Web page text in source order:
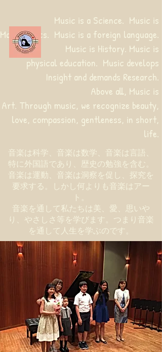
音楽は科学、音楽は数学、音楽は言語、
特に外国語であり、歴史の勉強を含む。
音楽は運動、音楽は洞察を促し、探究を
要求する。しかし何よりも音楽はアー
ト。
音楽を通して私たちは美、愛、思いや
り、やさしさ等を学びます。つまり音楽
を通して人生を学ぶのです。
Music is a Science. Music is
Mathematics. Music is a foreign language.
Music is History. Music is
physical education. Music develops
Insight and demands Research.
Above all, Music is
Art. Through music, we recognize beauty,
love, compassion, gentleness, in short,
life.